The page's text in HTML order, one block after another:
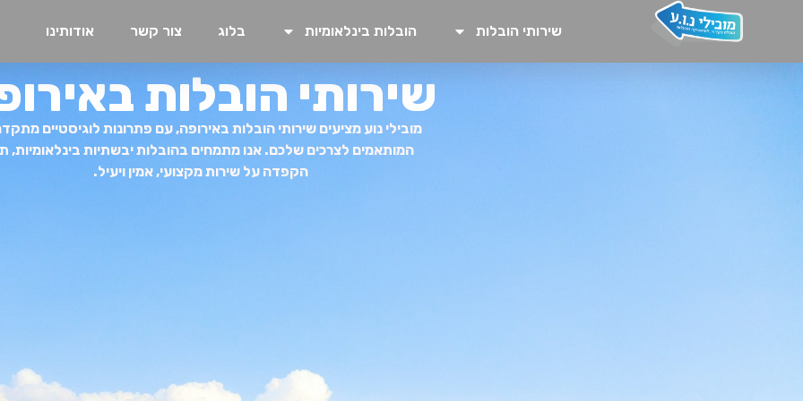
שירותי הובלות הובלות בינלאומיות בלוג צור קשר אודותינו
שירותי הובלות
מובילי נוע מציעים שירותי הובלות באירופה, עם פתרונות לוגיסטיים
המותאמים לצרכים שלכם. אנו מתמחים בהובלות יבשתיות בינלאומיות,
הקפדה על שירות מקצועי, אמין ויעיל.